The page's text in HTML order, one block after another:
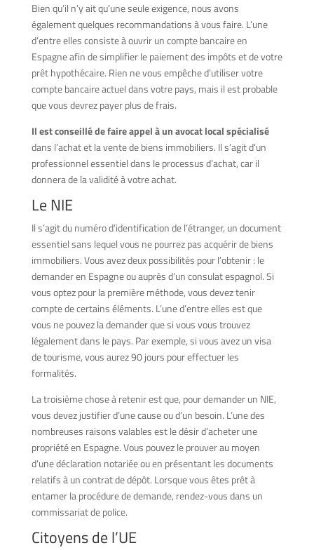
Bien qu’il n’y ait qu’une seule exigence, nous avons
également quelques recommandations à vous faire. L’une
d’entre elles consiste à ouvrir un compte bancaire en
Espagne afin de simplifier le paiement des impôts et de votre
prêt hypothécaire. Rien ne vous empêche d’utiliser votre
compte bancaire actuel dans votre pays, mais il est probable
que vous devrez payer plus de frais.
Il est conseillé de faire appel à un avocat local spécialisé
dans l’achat et la vente de biens immobiliers. Il s’agit d’un
professionnel essentiel dans le processus d’achat, car il
donnera de la validité à votre achat.
Le NIE
Il s’agit du numéro d’identification de l’étranger, un document
essentiel sans lequel vous ne pourrez pas acquérir de biens
immobiliers. Vous avez deux possibilités pour l’obtenir : le
demander en Espagne ou auprès d’un consulat espagnol. Si
vous optez pour la première méthode, vous devez tenir
compte de certains éléments. L’une d’entre elles est que
vous ne pouvez la demander que si vous vous trouvez
légalement dans le pays. Par exemple, si vous avez un visa
de tourisme, vous aurez 90 jours pour effectuer les
formalités.
La troisième chose à retenir est que, pour demander un NIE,
vous devez justifier d’une cause ou d’un besoin. L’une des
nombreuses raisons valables est le désir d’acheter une
propriété en Espagne. Vous pouvez le prouver au moyen
d’une déclaration notariée ou en présentant les documents
relatifs à un contrat de dépôt. Lorsque vous êtes prêt à
entamer la procédure de demande, rendez-vous dans un
commissariat de police.
Citoyens de l’UE